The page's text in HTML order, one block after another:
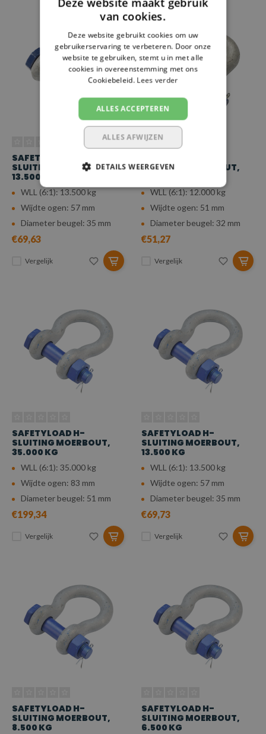
SAFETYLOAD D-
SLUITING MOERBOUT,
13.500 KG
WLL (6:1): 13.500 kg
Wijdte ogen: 57 mm
Diameter beugel: 35 mm
€69,63
Vergelijk
SLUITING MOERBOUT,
WLL (6:1): 12.000 kg
Wijdte ogen: 51 mm
Diameter beugel: 32 mm
€51,27
Vergelijk
SAFETYLOAD H-
SLUITING MOERBOUT,
35.000 KG
WLL (6:1): 35.000 kg
Wijdte ogen: 83 mm
Diameter beugel: 51 mm
€199,34
Vergelijk
SAFETYLOAD H-
SLUITING MOERBOUT,
13.500 KG
WLL (6:1): 13.500 kg
Wijdte ogen: 57 mm
Diameter beugel: 35 mm
€69,73
Vergelijk
SAFETYLOAD H-
SLUITING MOERBOUT,
8.500 KG
SAFETYLOAD H-
SLUITING MOERBOUT,
6.500 KG
van cookies.
Deze website gebruikt cookies om uw
gebruikerservaring te verbeteren. Door onze
website te gebruiken, stemt u in met alle
cookies in overeenstemming met ons
Cookiebeleid. Lees verder
ALLES ACCEPTEREN
ALLES AFWIJZEN
DETAILS WEERGEVEN